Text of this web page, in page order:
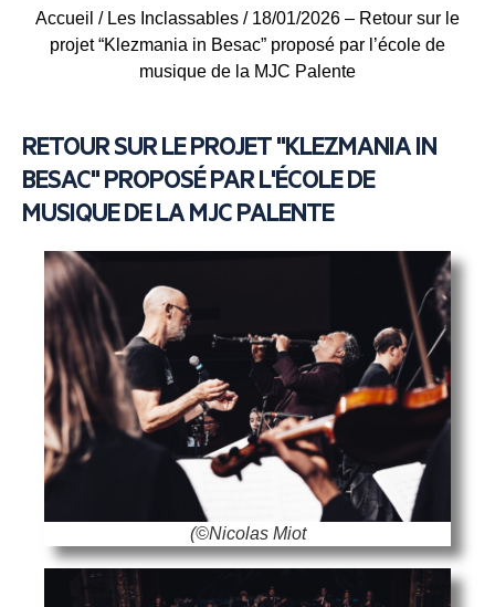
Accueil / Les Inclassables / 18/01/2026 – Retour sur le
projet “Klezmania in Besac” proposé par l’école de
musique de la MJC Palente
RETOUR SUR LE PROJET "KLEZMANIA IN
BESAC" PROPOSÉ PAR L'ÉCOLE DE
MUSIQUE DE LA MJC PALENTE
(©Nicolas Miot